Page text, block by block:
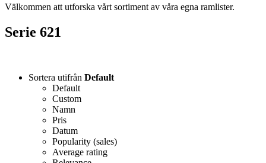
Välkommen att utforska vårt sortiment av våra egna ramlister.
Serie 621
Sortera utifrån Default
Default
Custom
Namn
Pris
Datum
Popularity (sales)
Average rating